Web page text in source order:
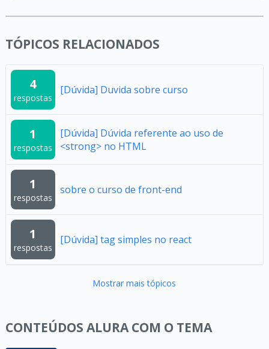
TÓPICOS RELACIONADOS
4
respostas
[Dúvida] Duvida sobre curso
1
respostas
[Dúvida] Dúvida referente ao uso de
<strong> no HTML
1
respostas
sobre o curso de front-end
1
respostas
[Dúvida] tag simples no react
Mostrar mais tópicos
CONTEÚDOS ALURA COM O TEMA